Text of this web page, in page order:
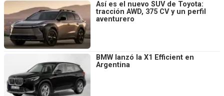
Así es el nuevo SUV de Toyota:
tracción AWD, 375 CV y un perfil
aventurero
BMW lanzó la X1 Efficient en
Argentina